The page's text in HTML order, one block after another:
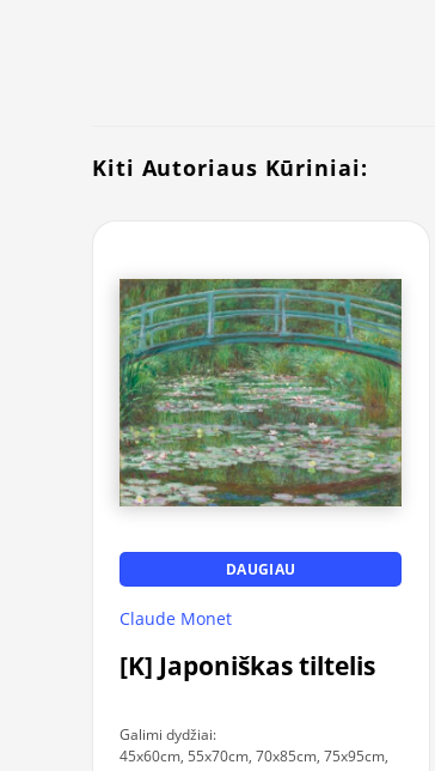
Kiti Autoriaus Kūriniai:
DAUGIAU
Claude Monet
[K] Japoniškas tiltelis
Galimi dydžiai:
45x60cm, 55x70cm, 70x85cm, 75x95cm,